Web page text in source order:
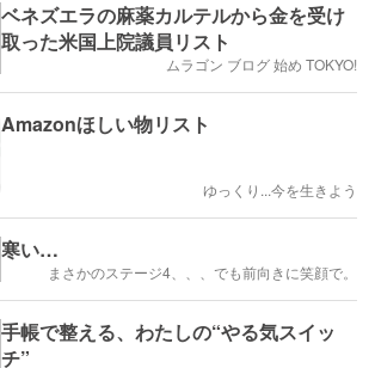
ベネズエラの麻薬カルテルから金を受け
取った米国上院議員リスト
ムラゴン ブログ 始め TOKYO!
Amazonほしい物リスト
ゆっくり...今を生きよう
寒い…
まさかのステージ4、、、でも前向きに笑顔で。
手帳で整える、わたしの“やる気スイッ
チ”